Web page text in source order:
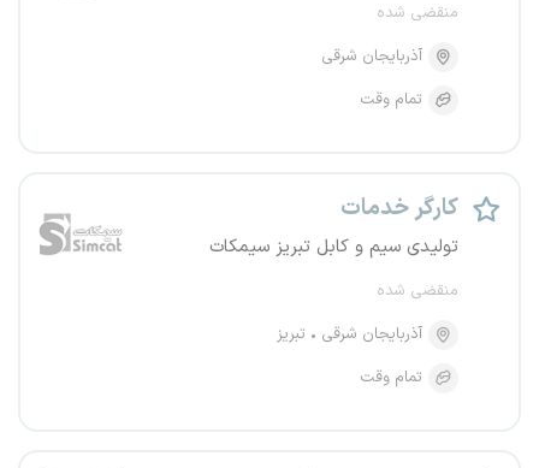
منقضی شده
آذربایجان شرقی
تمام وقت
کارگر خدمات
تولیدی سیم و کابل تبریز سیمکات
منقضی شده
آذربایجان شرقی
تبریز
تمام وقت